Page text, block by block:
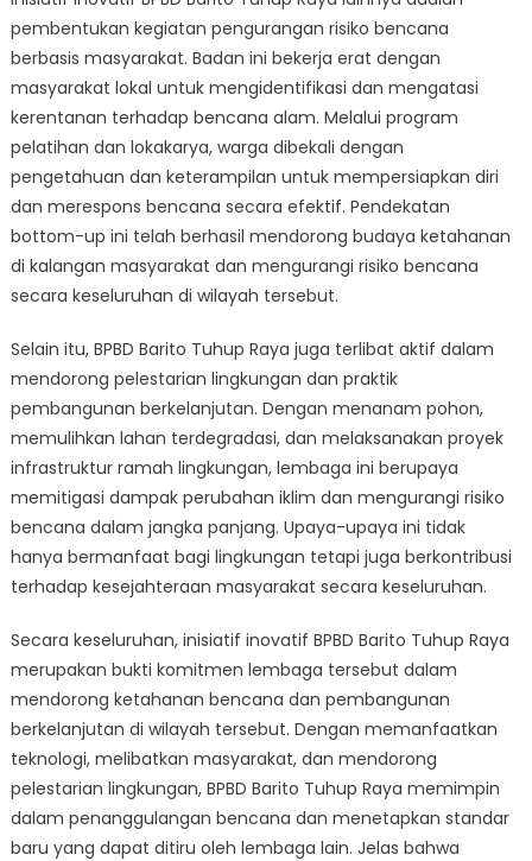
pembentukan kegiatan pengurangan risiko bencana
berbasis masyarakat. Badan ini bekerja erat dengan
masyarakat lokal untuk mengidentifikasi dan mengatasi
kerentanan terhadap bencana alam. Melalui program
pelatihan dan lokakarya, warga dibekali dengan
pengetahuan dan keterampilan untuk mempersiapkan diri
dan merespons bencana secara efektif. Pendekatan
bottom-up ini telah berhasil mendorong budaya ketahanan
di kalangan masyarakat dan mengurangi risiko bencana
secara keseluruhan di wilayah tersebut.
Selain itu, BPBD Barito Tuhup Raya juga terlibat aktif dalam
mendorong pelestarian lingkungan dan praktik
pembangunan berkelanjutan. Dengan menanam pohon,
memulihkan lahan terdegradasi, dan melaksanakan proyek
infrastruktur ramah lingkungan, lembaga ini berupaya
memitigasi dampak perubahan iklim dan mengurangi risiko
bencana dalam jangka panjang. Upaya-upaya ini tidak
hanya bermanfaat bagi lingkungan tetapi juga berkontribusi
terhadap kesejahteraan masyarakat secara keseluruhan.
Secara keseluruhan, inisiatif inovatif BPBD Barito Tuhup Raya
merupakan bukti komitmen lembaga tersebut dalam
mendorong ketahanan bencana dan pembangunan
berkelanjutan di wilayah tersebut. Dengan memanfaatkan
teknologi, melibatkan masyarakat, dan mendorong
pelestarian lingkungan, BPBD Barito Tuhup Raya memimpin
dalam penanggulangan bencana dan menetapkan standar
baru yang dapat ditiru oleh lembaga lain. Jelas bahwa